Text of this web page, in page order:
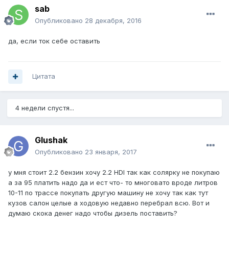
sab
Опубликовано 28 декабря, 2016
да, если ток себе оставить
Цитата
4 недели спустя...
Glushak
Опубликовано 23 января, 2017
у мня стоит 2.2 бензин хочу 2.2 HDI так как солярку не покупаю
а за 95 платить надо да и ест что- то многовато вроде литров
10-11 по трассе покупать другую машину не хочу так как тут
кузов салон целые а ходовую недавно перебрал всю. Вот и
думаю скока денег надо чтобы дизель поставить?